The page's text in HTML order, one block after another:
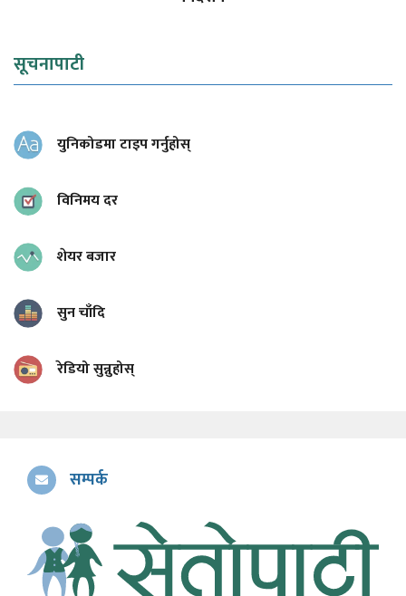
सूचनापाटी
युनिकोडमा टाइप गर्नुहोस्
विनिमय दर
शेयर बजार
सुन चाँदि
रेडियो सुन्नुहोस्
सम्पर्क